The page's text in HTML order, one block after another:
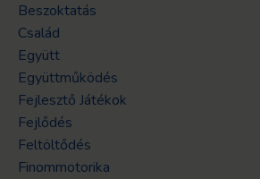
Beszoktatás
Család
Együtt
Együttműködés
Fejlesztő Játékok
Fejlődés
Feltöltődés
Finommotorika